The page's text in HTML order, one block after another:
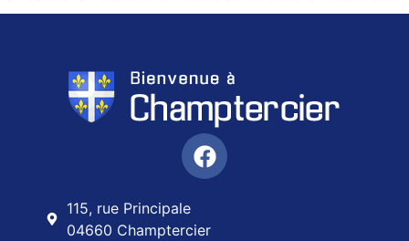
115, rue Principale
04660 Champtercier